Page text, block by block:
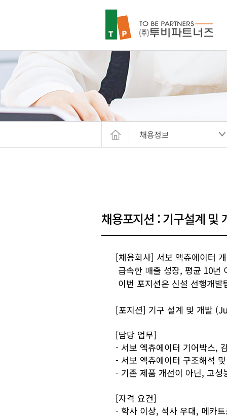
채용정보
채용포지션 : 기구설계
[채용회사] 서보 액츄에이터
급속한 매출 성장, 평균 10년
이번 포지션은 신설 선행개
[포지션] 기구 설계 및 개발
[담당 업무]
- 서보 엑츄에이터 기어박스,
- 서보 엑츄에이터 구조해석
- 기존 제품 개선이 아닌, 고
[자격 요건]
- 학사 이상, 석사 우대, 메카